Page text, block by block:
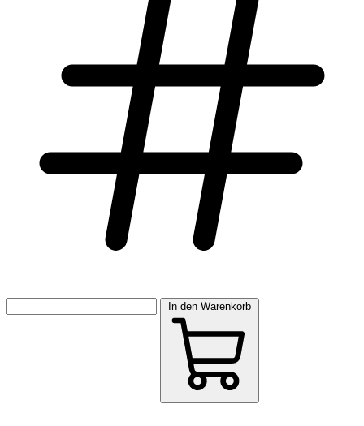
In den Warenkorb